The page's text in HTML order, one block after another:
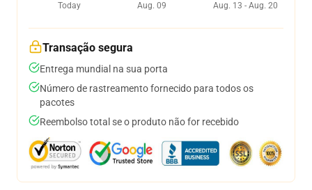
Today
Aug. 09
Aug. 13 - Aug. 20
Transação segura
Entrega mundial na sua porta
Número de rastreamento fornecido para todos os
pacotes
Reembolso total se o produto não for recebido